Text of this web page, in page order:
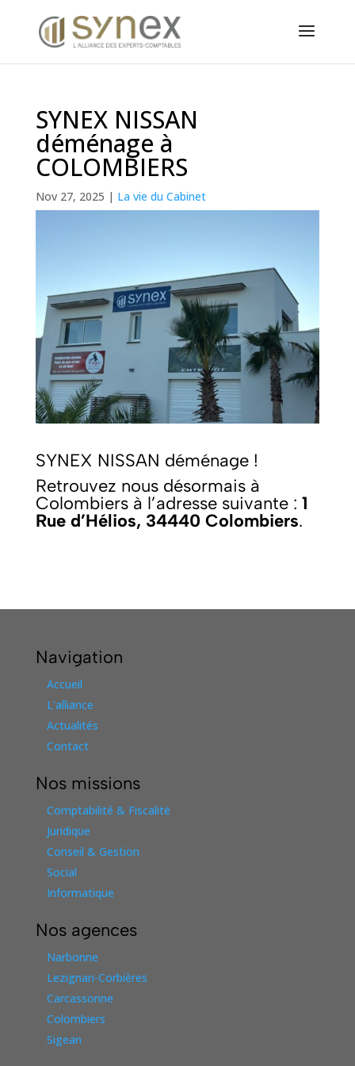
SYNEX NISSAN
déménage à
COLOMBIERS
Nov 27, 2025 | La vie du Cabinet
SYNEX NISSAN déménage !
Retrouvez nous désormais à
Colombiers à l’adresse suivante : 1
Rue d’Hélios, 34440 Colombiers.
Navigation
Accueil
L'alliance
Actualités
Contact
Nos missions
Comptabilité & Fiscalité
Juridique
Conseil & Gestion
Social
Informatique
Nos agences
Narbonne
Lezignan-Corbières
Carcassonne
Colombiers
Sigean